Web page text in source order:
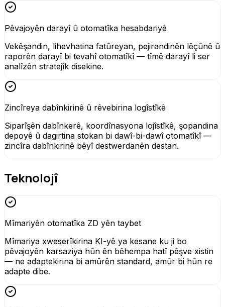
Pêvajoyên darayî û otomatîka hesabdariyê
Vekêşandin, lihevhatina fatûreyan, pejirandinên lêçûnê û
raporên darayî bi tevahî otomatîkî — tîmê darayî li ser
analîzên stratejîk disekine.
Zincîreya dabînkirinê û rêvebirina logîstîkê
Siparîşên dabînkerê, koordînasyona lojîstîkê, şopandina
depoyê û dagirtina stokan bi dawî-bi-dawî otomatîkî —
zincîra dabînkirinê bêyî destwerdanên destan.
Teknolojî
Mîmariyên otomatîka ZD yên taybet
Mîmariya xweserîkirina KI-yê ya kesane ku ji bo
pêvajoyên karsaziya hûn ên bêhempa hatî pêşve xistin
— ne adaptekirina bi amûrên standard, amûr bi hûn re
adapte dibe.